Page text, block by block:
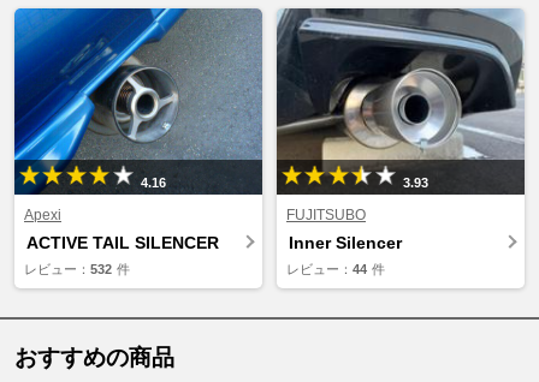
4.16
Apexi
ACTIVE TAIL SILENCER
レビュー： 532 件
3.93
FUJITSUBO
Inner Silencer
レビュー： 44 件
おすすめの商品